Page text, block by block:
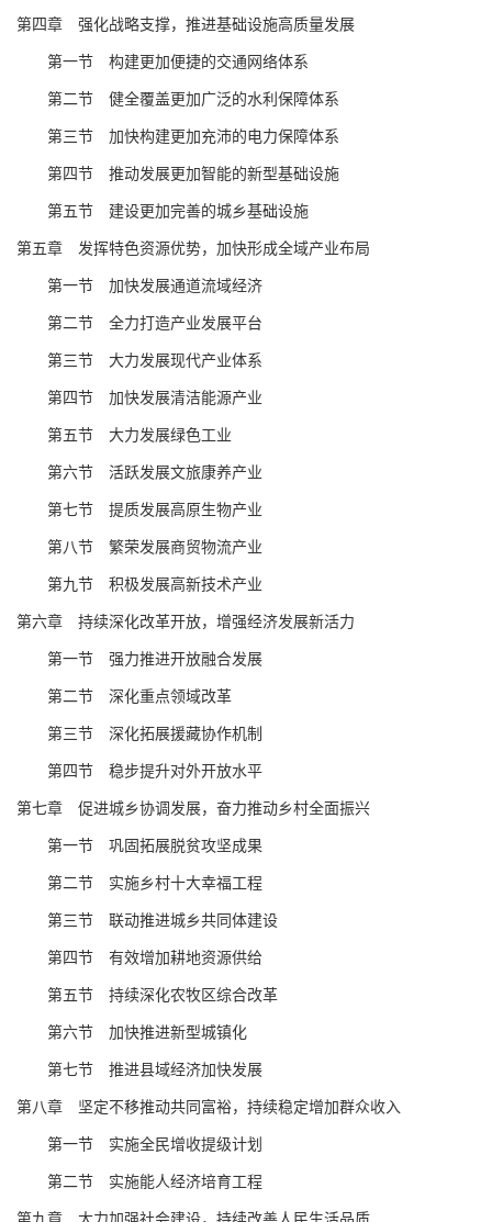
第 四章 强化战略支撑，推进基础设施高质量发展
第一节 构建更加便捷的交通 网络体系
第二节 健全覆盖更加广泛的水利保障体系
第三节 加快构建更加充沛的电力保障体系
第 四节 推动发展更加智能的新型基础设施
第五节 建设更加完善的城乡基础设施
第五章 发挥特色资源优势， 加快形成全域产业布局
第一节 加快发展通道流域经济
第二节 全力打造产业发展平台
第三节 大力发展现代产业体系
第 四节 加快发展清洁能源产业
第五节 大力发展绿色工业
第六节 活跃发展文旅康养产业
第七节 提质发展高原生物产业
第八节 繁荣发展商贸物流产业
第九节 积极发展高新技术产业
第六章 持续深化改革开放， 增强经济发展新活力
第一节 强力推进开放融合发展
第二节 深化重点领域改革
第三节 深化拓展援藏协作机制
第四节 稳步提升对外开放水平
第七章 促进城乡协调发展，奋力推动乡村全面振兴
第一节 巩固拓展脱贫攻坚成果
第二节 实施乡村十大幸福工程
第三节 联动推进城乡共同体建设
第四节 有效增加耕地资源供给
第五节 持续深化农牧区综合改革
第六节 加快推进新型城镇化
第七节 推进县域经济加快发展
第八章 坚定不移推动共同富裕，持续稳定增加群众收入
第一节 实施全民增收提级计划
第二节 实施能人经济培育工程